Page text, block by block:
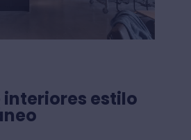
interiores estilo